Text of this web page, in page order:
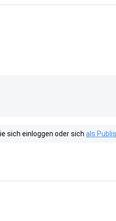
sich einloggen oder sich als